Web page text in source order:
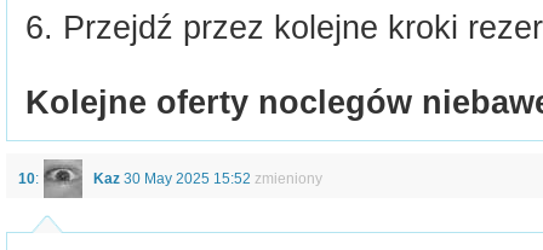
6. Przejdź przez kolejne kroki
Kolejne oferty noclegów
10: Kaz 30 May 2025 15:52 zmieniony